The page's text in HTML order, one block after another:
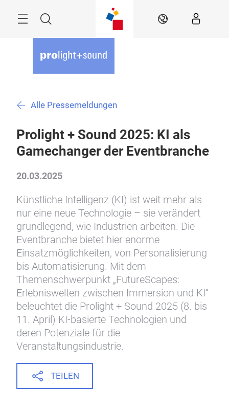
Suche DE
Alle Pressemeldungen
Prolight + Sound 2025: KI als
Gamechanger der Eventbranche
20.03.2025
Künstliche Intelligenz (KI) ist weit mehr als
nur eine neue Technologie – sie verändert
grundlegend, wie Industrien arbeiten. Die
Eventbranche bietet hier enorme
Einsatzmöglichkeiten, von Personalisierung
bis Automatisierung. Mit dem
Themenschwerpunkt „FutureScapes:
Erlebniswelten zwischen Immersion und KI“
beleuchtet die Prolight + Sound 2025 (8. bis
11. April) KI-basierte Technologien und
deren Potenziale für die
Veranstaltungsindustrie.
TEILEN